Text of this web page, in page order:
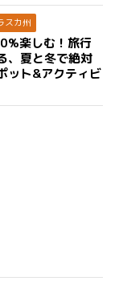
スカ州
楽しむ！旅行
、夏と冬で絶対
ット&アクティビ